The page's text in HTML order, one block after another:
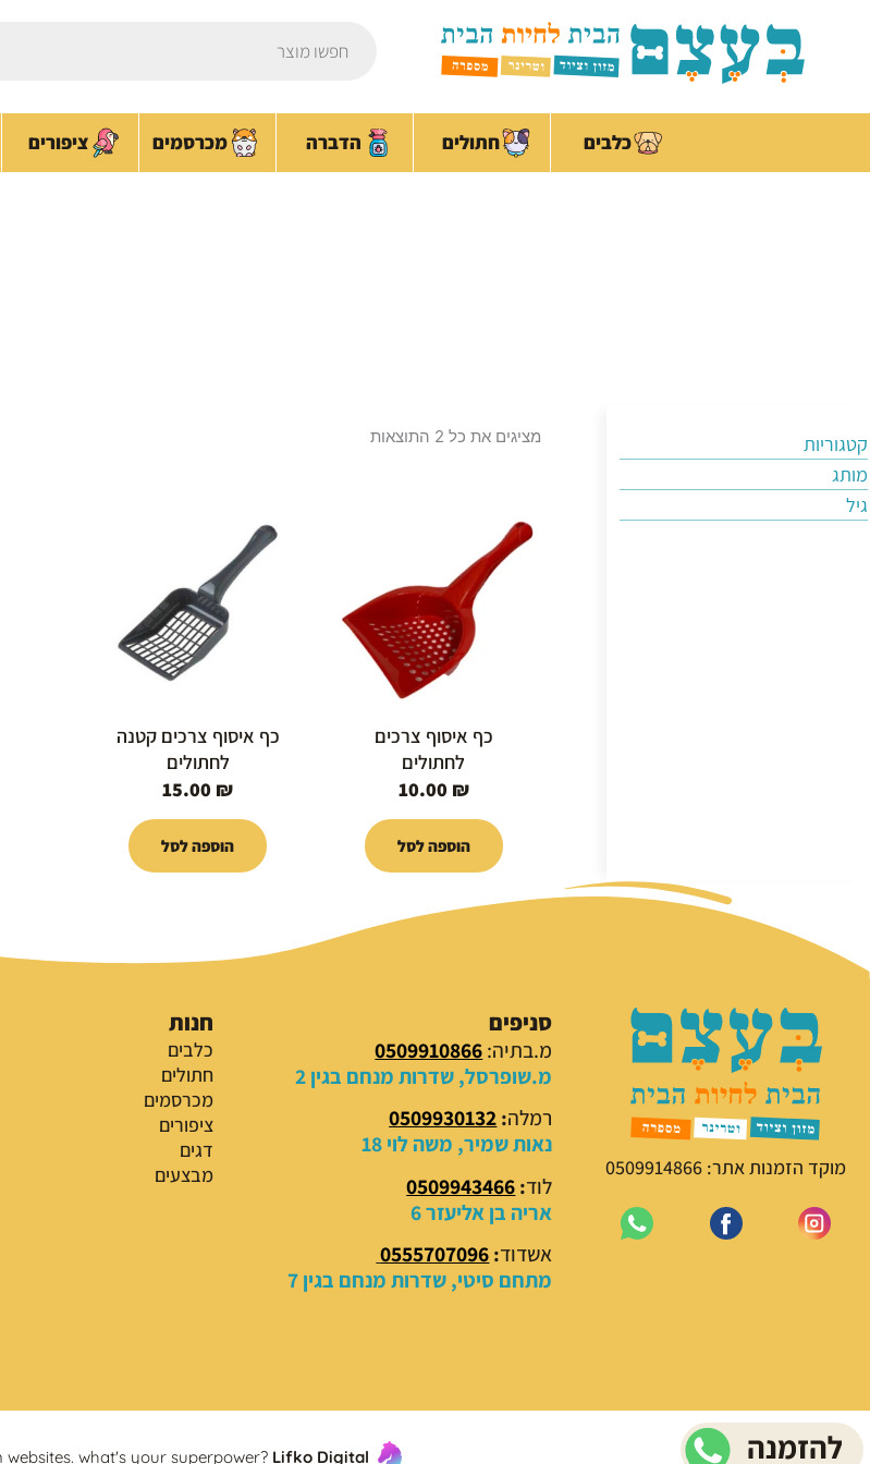
כלבים חתולים הדברה מכרסמים ציפורים
קטגוריות
מותג
גיל
מציגים את כל ⁦2⁩ התוצאות
כף איסוף צרכים
לחתולים
10.00 ₪
הוספה לסל
כף איסוף צרכים קטנה
לחתולים
15.00 ₪
הוספה לסל
מוקד הזמנות אתר: 0509914866
סניפים
מ.בתיה:0509910866
מ.שופרסל, שדרות מנחם בגין 2
רמלה:
0509930132
נאות שמיר, משה לוי 18
לוד:
0509943466
אריה בן אליעזר 6
אשדוד:
0555707096
מתחם סיטי, שדרות מנחם בגין 7
חנות
כלבים
חתולים
מכרסמים
ציפורים
דגים
מבצעים
websites. what's your superpower? Lifko Digital